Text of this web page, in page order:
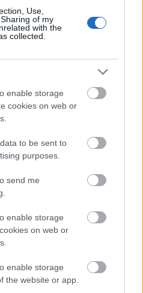
Use,
of my
with the
collected.
enable storage
cookies on web or
to be sent to
purposes.
send me
enable storage
on web or
enable storage
the website or app.
rukkolával ... A kolbász